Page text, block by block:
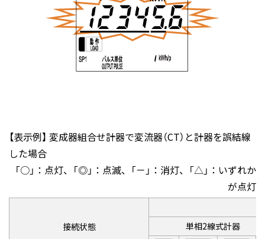
【表示例】 変成器組合せ計器で変流器（CT）と計器を誤結線
した場合
「○」：点灯、「◎」：点滅、「－」：消灯、「△」：いずれか
が点灯
接続状態
単相2線式計器